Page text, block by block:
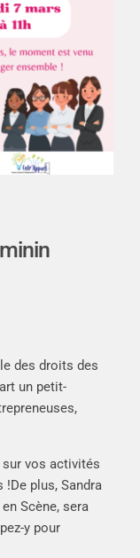
des droits des
un petit-
sur vos activités
plus, Sandra
Scène, sera
y pour